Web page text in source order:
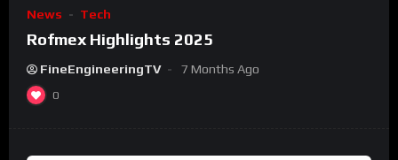
News Tech
Rofmex Highlights 2025
FineEngineeringTV 7 Months Ago
0